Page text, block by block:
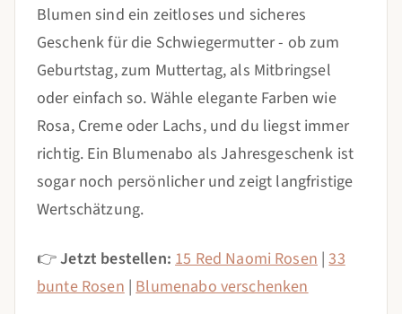
Blumen sind ein zeitloses und sicheres
Geschenk für die Schwiegermutter - ob zum
Geburtstag, zum Muttertag, als Mitbringsel
oder einfach so. Wähle elegante Farben wie
Rosa, Creme oder Lachs, und du liegst immer
richtig. Ein Blumenabo als Jahresgeschenk ist
sogar noch persönlicher und zeigt langfristige
Wertschätzung.
👉Jetzt bestellen: 15 Red Naomi Rosen|33
bunte Rosen|Blumenabo verschenken